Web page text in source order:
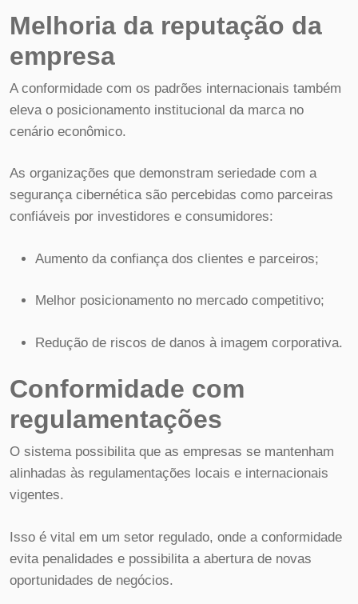
Melhoria da reputação da
empresa
A conformidade com os padrões internacionais também
eleva o posicionamento institucional da marca no
cenário econômico.
As organizações que demonstram seriedade com a
segurança cibernética são percebidas como parceiras
confiáveis por investidores e consumidores:
Aumento da confiança dos clientes e parceiros;
Melhor posicionamento no mercado competitivo;
Redução de riscos de danos à imagem corporativa.
Conformidade com
regulamentações
O sistema possibilita que as empresas se mantenham
alinhadas às regulamentações locais e internacionais
vigentes.
Isso é vital em um setor regulado, onde a conformidade
evita penalidades e possibilita a abertura de novas
oportunidades de negócios.